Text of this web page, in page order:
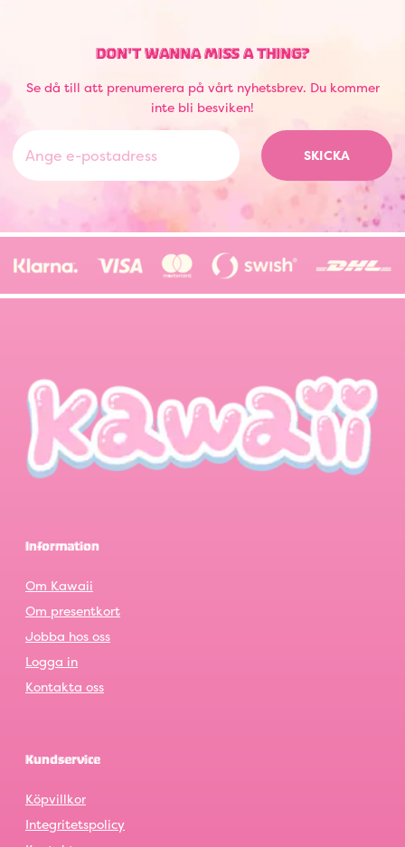
DON'T WANNA MISS A THING?
Se då till att prenumerera på vårt nyhetsbrev. Du kommer
inte bli besviken!
SKICKA
Information
Om Kawaii
Om presentkort
Jobba hos oss
Logga in
Kontakta oss
Kundservice
Köpvillkor
Integritetspolicy